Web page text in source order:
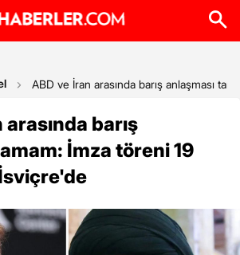
ABD ve İran arasında barış anlaşması
barış
İmza töreni 19